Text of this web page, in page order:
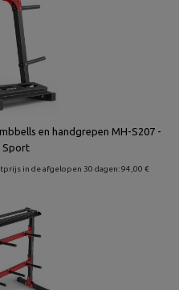
en handgrepen MH-S207 -
Sport
in de afgelopen 30 dagen: 94,00 €